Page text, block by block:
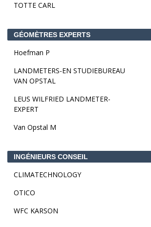
TOTTE CARL
GÉOMÈTRES EXPERTS
Hoefman P
LANDMETERS-EN STUDIEBUREAU
VAN OPSTAL
LEUS WILFRIED LANDMETER-
EXPERT
Van Opstal M
INGÉNIEURS CONSEIL
CLIMATECHNOLOGY
OTICO
WFC KARSON